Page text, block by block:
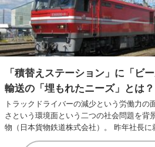
「積替えステーション」に「
輸送の「埋もれたニーズ」とは？
トラックドライバーの減少という労働力の
さという環境面という二つの社会問題を背
物（日本貨物鉄道株式会社）。 昨年社長
行マンだ。日本興…